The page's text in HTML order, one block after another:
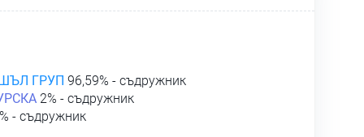
ГРУП 96,59% - съдружник
2% - съдружник
- съдружник